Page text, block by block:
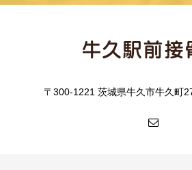
〒300-1221 茨城県牛久市牛久町